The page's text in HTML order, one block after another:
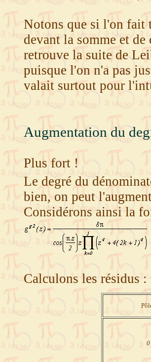
Notons que si l'on fait
devant la somme et
retrouve la suite de
puisque l'on n'a pas
valait surtout pour
Augmentation du
Plus fort !
Le degré du
bien, on peut
Considérons ainsi la
Calculons les résidus :
0